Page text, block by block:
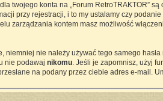
twojego konta na „Forum RetroTRAKTOR”
przy rejestracji, i to my ustalamy czy
zarządzania kontem masz możliwość
niemniej nie należy używać tego samego
nie podawaj nikomu. Jeśli je zapomnisz, użyj
na podany przez ciebie adres e-mail.